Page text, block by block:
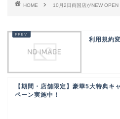
HOME 10月2日両国店がNEW OPEN
利用規約
【期間・店舗限定】豪華5大特典キ
ペーン実施中！